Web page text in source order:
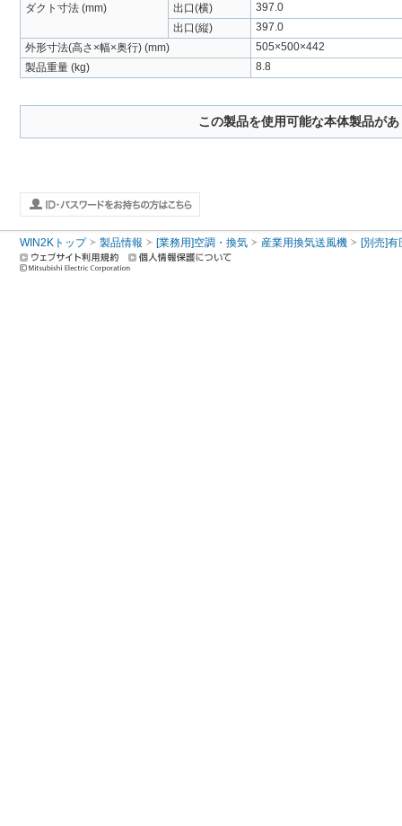
ダクト寸法 (mm) 出口(横)
397.0
出口(縦)
397.0
外形寸法(高さ×幅×奥行) (mm)
505×500×442
製品重量 (kg)
8.8
この製品を使用可能な本体製品が
WIN2Kトップ 製品情報 [業務用]空調・換気 産業用換気送風機 [別売]有